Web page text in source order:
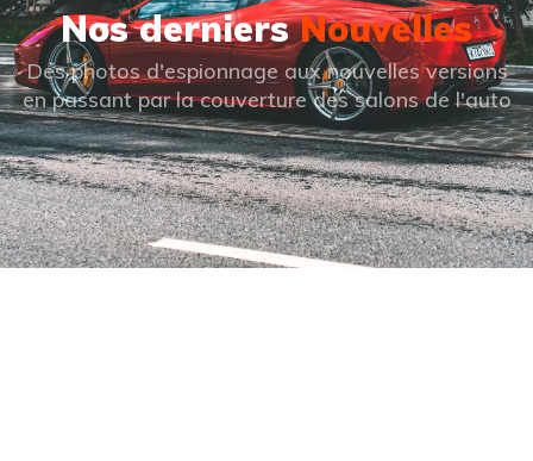
Nos derniersNouvelles
Des photos d'espionnage aux nouvelles versions
en passant par la couverture des salons de l'auto